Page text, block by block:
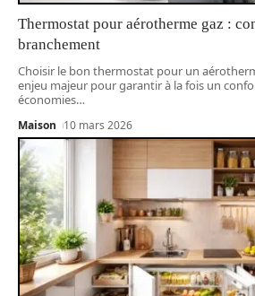
Thermostat pour aérotherme gaz :
branchement
Choisir le bon thermostat pour un
enjeu majeur pour garantir à la fois un
économies…
Maison 10 mars 2026